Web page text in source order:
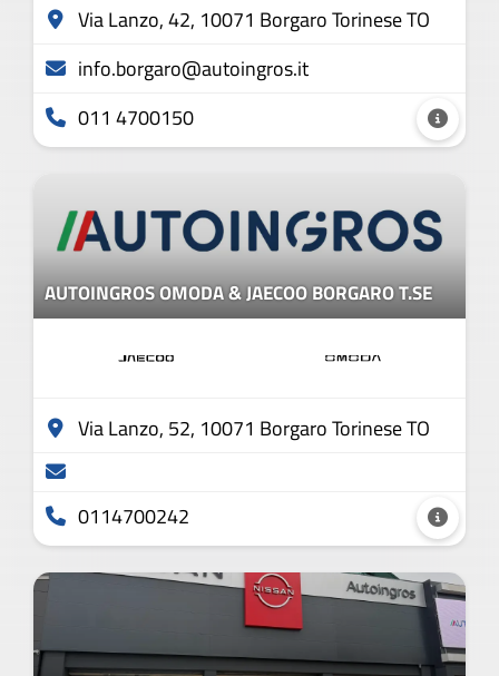
Via Lanzo, 42, 10071 Borgaro Torinese TO
info.borgaro@autoingros.it
011 4700150
AUTOINGROS OMODA & JAECOO BORGARO T.SE
Via Lanzo, 52, 10071 Borgaro Torinese TO
0114700242